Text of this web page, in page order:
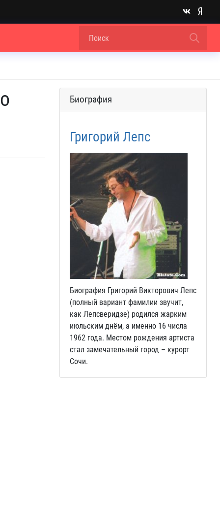
Биография
Григорий Лепс
Биография Григорий Викторович Лепс
(полный вариант фамилии звучит,
как Лепсверидзе) родился жарким
июльским днём, а именно 16 числа
1962 года. Местом рождения артиста
стал замечательный город – курорт
Сочи.